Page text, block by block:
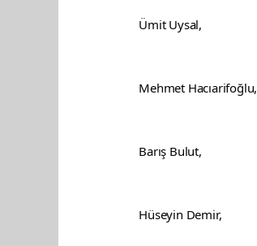
Ümit Uysal,
Mehmet Hacıarifoğlu,
Barış Bulut,
Hüseyin Demir,